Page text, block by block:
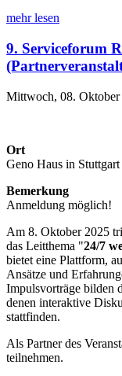
mehr lesen
9. Serviceforum
Mittwoch, 08. Oktober
Ort
Geno Haus in Stuttgart
Bemerkung
Anmeldung möglich!
Am 8. Oktober 2025
das Leitthema "24/7
bietet eine Plattform,
Ansätze und
Impulsvorträge bilden
denen interaktive
stattfinden.
Als Partner des
teilnehmen.